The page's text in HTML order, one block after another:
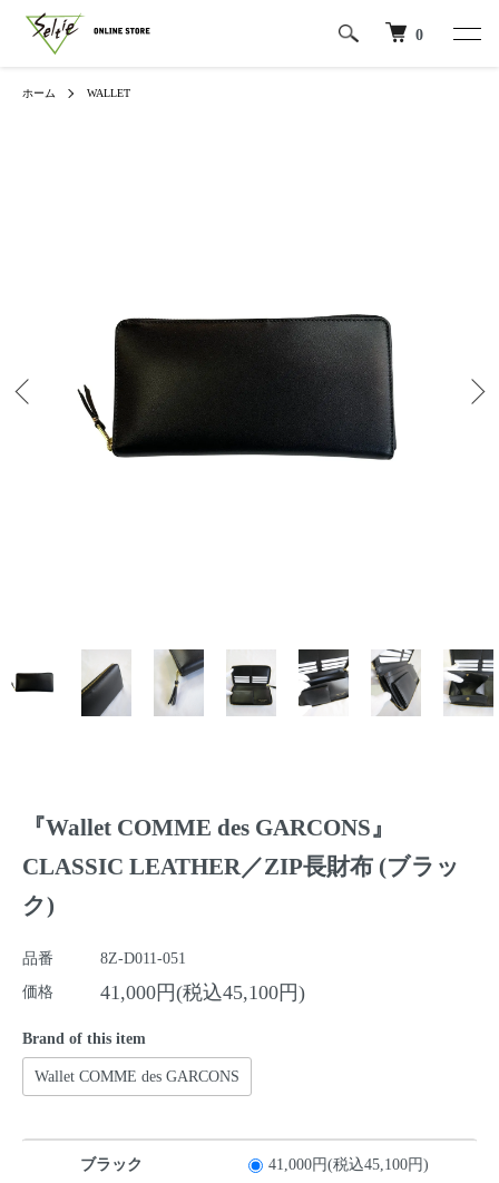
0
ホーム WALLET
『Wallet COMME des GARCONS』
CLASSIC LEATHER／ZIP長財布 (ブラッ
ク)
品番
8Z-D011-051
価格
41,000円(税込45,100円)
Brand of this item
Wallet COMME des GARCONS
ブラック 41,000円(税込45,100円)